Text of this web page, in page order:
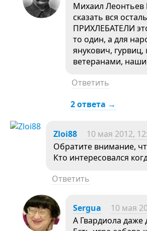
Михаил
сказать вся
ПРИХЛЕБАТЕЛИ
то один, а для
янукович,
ветеранами,
Ответить
2 ответа →
Zloi88 10 мая 2012,
Обратите внимание,
Кто интересовался
Ответить
Sergua 10 мая
А Гвардиола даже